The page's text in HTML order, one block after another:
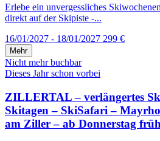
Erlebe ein unvergessliches
direkt auf der Skipiste -...
16/01/2027 - 18/01/2027 299 €
Mehr
Nicht mehr buchbar
Dieses Jahr schon vorbei
ZILLERTAL – verlängertes
Skitagen – SkiSafari –
am Ziller – ab Donnerstag früh